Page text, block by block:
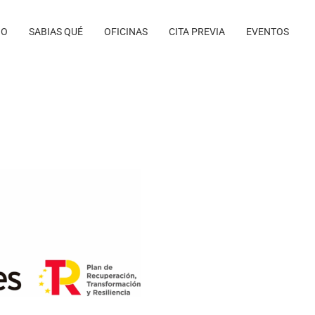
SABIAS QUÉ OFICINAS CITA PREVIA EVENTOS